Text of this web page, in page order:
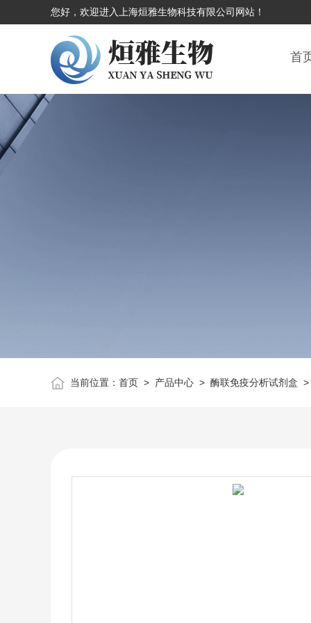
您好，欢迎进入上海烜雅生物科技有限公司网站！
首
当前位置： 首页> 产品中心> 酶联免疫分析试剂盒